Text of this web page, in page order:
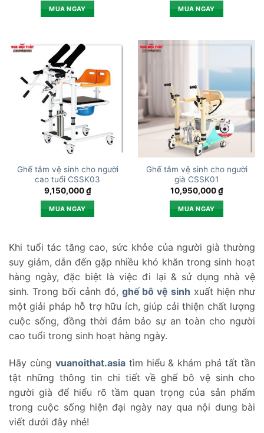
MUA NGAY
là:
11,600,000 ₫.
MUA NGAY
Ghế tắm vệ sinh cho người
cao tuổi CSSK03
9,150,000₫
MUA NGAY
Ghế tắm vệ sinh cho người
già CSSK01
10,950,000₫
MUA NGAY
Khi tuổi tác tăng cao, sức khỏe của người già thường
suy giảm, dẫn đến gặp nhiều khó khăn trong sinh hoạt
hàng ngày, đặc biệt là việc đi lại & sử dụng nhà vệ
sinh. Trong bối cảnh đó, ghế bô vệ sinh xuất hiện như
một giải pháp hỗ trợ hữu ích, giúp cải thiện chất lượng
cuộc sống, đồng thời đảm bảo sự an toàn cho người
cao tuổi trong sinh hoạt hàng ngày.
Hãy cùng vuanoithat.asiatìm hiểu & khám phá tất tần
tật những thông tin chi tiết về ghế bô vệ sinh cho
người già để hiểu rõ tầm quan trọng của sản phẩm
trong cuộc sống hiện đại ngày nay qua nội dung bài
viết dưới đây nhé!